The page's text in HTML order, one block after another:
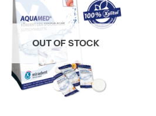
OUT OF STOCK